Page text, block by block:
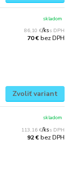
86,10 €/ks
70 €bez DPH
skladom
Zvoliť variant
113,16 €/ks
92 €bez DPH
skladom